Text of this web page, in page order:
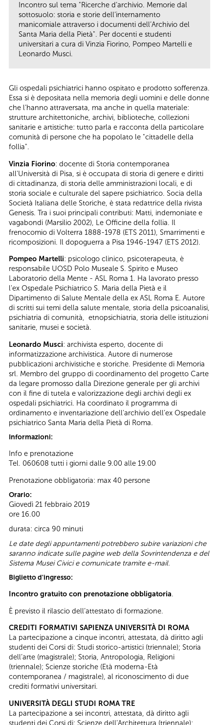
Incontro sul tema "Ricerche d’archivio. Memorie dal
sottosuolo: storia e storie dell’internamento
manicomiale attraverso i documenti dell’Archivio del
Santa Maria della Pietà". Per docenti e studenti
universitari a cura di Vinzia Fiorino, Pompeo Martelli e
Leonardo Musci.
Gli ospedali psichiatrici hanno ospitato e prodotto sofferenza.
Essa si è depositata nella memoria degli uomini e delle donne
che l’hanno attraversata, ma anche in quella materiale:
strutture architettoniche, archivi, biblioteche, collezioni
sanitarie e artistiche: tutto parla e racconta della particolare
comunità di persone che ha popolato le "cittadelle della
follia".
Vinzia Fiorino: docente di Storia contemporanea
all'Università di Pisa, si è occupata di storia di genere e diritti
di cittadinanza, di storia delle amministrazioni locali, e di
storia sociale e culturale del sapere psichiatrico. Socia della
Società Italiana delle Storiche, è stata redattrice della rivista
Genesis. Tra i suoi principali contributi: Matti, indemoniate e
vagabondi (Marsilio 2002), Le Officine della follia. Il
frenocomio di Volterra 1888-1978 (ETS 2011), Smarrimenti e
ricomposizioni. Il dopoguerra a Pisa 1946-1947 (ETS 2012).
Pompeo Martelli: psicologo clinico, psicoterapeuta, è
responsabile UOSD Polo Museale S. Spirito e Museo
Laboratorio della Mente - ASL Roma 1. Ha lavorato presso
l'ex Ospedale Psichiatrico S. Maria della Pietà e il
Dipartimento di Salute Mentale della ex ASL Roma E. Autore
di scritti sui temi della salute mentale, storia della psicoanalisi,
psichiatria di comunità, etnopsichiatria, storia delle istituzioni
sanitarie, musei e società.
Leonardo Musci: archivista esperto, docente di
informatizzazione archivistica. Autore di numerose
pubblicazioni archivistiche e storiche. Presidente di Memoria
srl. Membro del gruppo di coordinamento del progetto Carte
da legare promosso dalla Direzione generale per gli archivi
con il fine di tutela e valorizzazione degli archivi degli ex
ospedali psichiatrici. Ha coordinato il programma di
ordinamento e inventariazione dell'archivio dell’ex Ospedale
psichiatrico Santa Maria della Pietà di Roma.
Informazioni:
Info e prenotazione
Tel. 060608 tutti i giorni dalle 9.00 alle 19.00
Prenotazione obbligatoria: max 40 persone
Orario:
Giovedì 21 febbraio 2019
ore 16.00
durata: circa 90 minuti
Le date degli appuntamenti potrebbero subire variazioni che
saranno indicate sulle pagine web della Sovrintendenza e del
Sistema Musei Civici e comunicate tramite e-mail.
Biglietto d'ingresso:
Incontro gratuito con prenotazione obbligatoria.
È previsto il rilascio dell’attestato di formazione.
CREDITI FORMATIVI SAPIENZA UNIVERSITÀ DI ROMA
La partecipazione a cinque incontri, attestata, dà diritto agli
studenti dei Corsi di: Studi storico-artistici (triennale); Storia
dell’arte (magistrale); Storia, Antropologia, Religioni
(triennale); Scienze storiche (Età moderna-Età
contemporanea / magistrale), al riconoscimento di due
crediti formativi universitari.
UNIVERSITÀ DEGLI STUDI ROMA TRE
La partecipazione a sei incontri, attestata, dà diritto agli
studenti dei Corsi di: Scienze dell’Architettura (triennale);